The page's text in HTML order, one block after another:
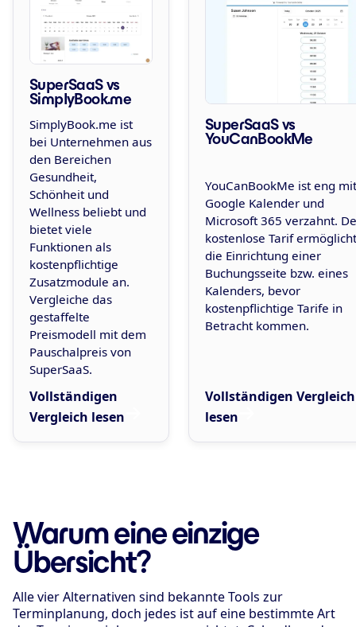
SuperSaaS vs
SimplyBook.me
SimplyBook.me ist
bei Unternehmen aus
den Bereichen
Gesundheit,
Schönheit und
Wellness beliebt und
bietet viele
Funktionen als
kostenpflichtige
Zusatzmodule an.
Vergleiche das
gestaffelte
Preismodell mit dem
Pauschalpreis von
SuperSaaS.
Vollständigen
Vergleich lesen
SuperSaaS vs
YouCanBookMe
YouCanBookMe ist eng mit
Google Kalender und
Microsoft 365 verzahnt.
kostenlose Tarif ermöglicht
die Einrichtung einer
Buchungsseite bzw. eines
Kalenders, bevor
kostenpflichtige Tarife in
Betracht kommen.
Vollständigen Vergleich
lesen
Warum eine einzige
Übersicht?
Alle vier Alternativen sind bekannte Tools zur
Terminplanung, doch jedes ist auf eine bestimmte Art